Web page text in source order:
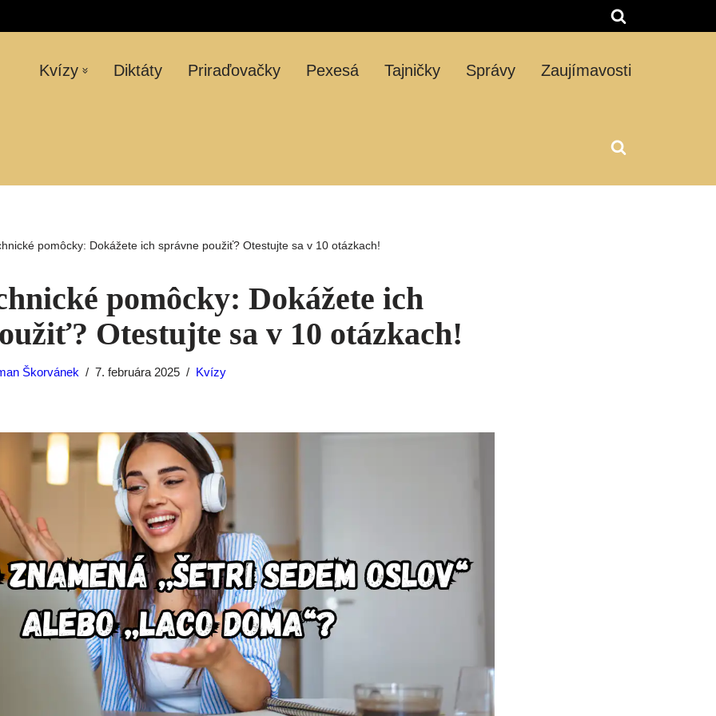
Kvízy Diktáty Priraďovačky Pexesá Tajničky Správy Zaujímavosti
pomôcky: Dokážete ich správne použiť? Otestujte sa v 10 otázkach!
pomôcky: Dokážete ich
Otestujte sa v 10 otázkach!
Škorvánek 7. februára 2025 Kvízy